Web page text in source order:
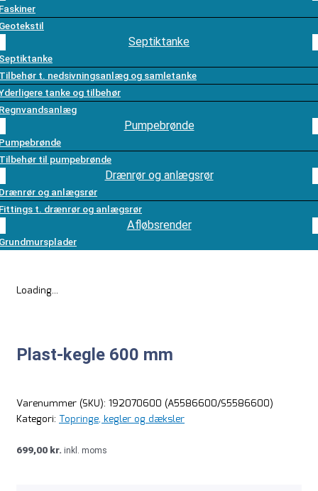
Septiktanke
t. nedsivningsanlæg og samletanke
tanke og tilbehør
Pumpebrønde
til pumpebrønde
Drænrør og anlægsrør
og anlægsrør
t. drænrør og anlægsrør
Afløbsrender
Loading...
Plast-kegle 600 mm
Varenummer (SKU): 192070600 (A5586600/S5586600)
Kategori: Topringe, kegler og dæksler
699,00 kr. inkl. moms